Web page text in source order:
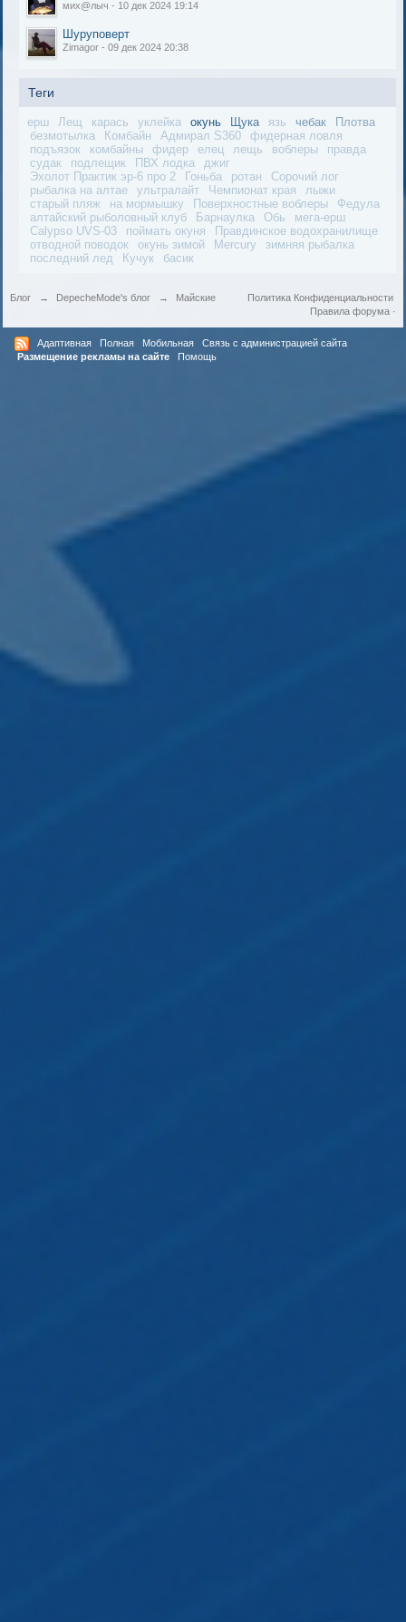
мих@лыч - 10 дек 2024 19:14
Шуруповерт
Zimagor - 09 дек 2024 20:38
Теги
ерш Лещ карась уклейка окунь Щука язь чебак
Плотва
безмотылка
Комбайн Адмирал S360
фидерная ловля
подъязок
комбайны фидер елец лещь воблеры
правда
судак
подлещик ПВХ лодка
джиг
Эхолот Практик эр-6 про 2
Гоньба ротан
Сорочий лог
рыбалка на алтае
ультралайт Чемпионат края
лыжи
старый пляж
на мормышку Поверхностные воблеры
Федула
алтайский рыболовный клуб
Барнаулка Обь
мега-ерш
Calypso UVS-03
поймать окуня
Правдинское водохранилище
отводной поводок
окунь зимой Mercury
зимняя рыбалка
последний лед
Кучук басик
Блог → DepecheMode's блог → Майские
Политика Конфиденциальности
Правила форума·
Адаптивная Полная Мобильная
Связь с администрацией сайта
Размещение рекламы на сайте
Помощь